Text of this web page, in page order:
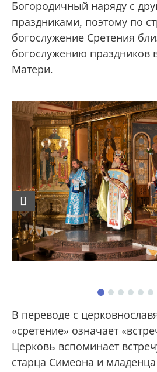
Богородичный наряду с
праздниками, поэтому по
богослужение Сретения
богослужению праздников
Матери.
Previous
В переводе с
«сретение» означает
Церковь вспоминает
старца Симеона и